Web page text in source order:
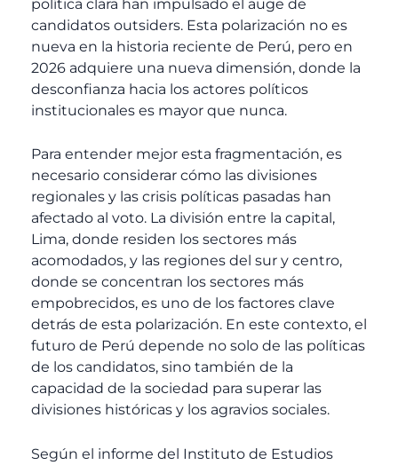
política clara han impulsado el auge de
candidatos outsiders. Esta polarización no es
nueva en la historia reciente de Perú, pero en
2026 adquiere una nueva dimensión, donde la
desconfianza hacia los actores políticos
institucionales es mayor que nunca.
Para entender mejor esta fragmentación, es
necesario considerar cómo las divisiones
regionales y las crisis políticas pasadas han
afectado al voto. La división entre la capital,
Lima, donde residen los sectores más
acomodados, y las regiones del sur y centro,
donde se concentran los sectores más
empobrecidos, es uno de los factores clave
detrás de esta polarización. En este contexto, el
futuro de Perú depende no solo de las políticas
de los candidatos, sino también de la
capacidad de la sociedad para superar las
divisiones históricas y los agravios sociales.
Según el informe del Instituto de Estudios